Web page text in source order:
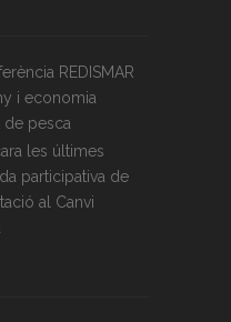
REDISMAR
i economia
de pesca
les últimes
participativa de
al Canvi